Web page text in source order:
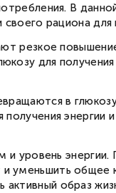
В
рациона для
резкое
для
в
энергии
и уровень
уменьшить общее
образ